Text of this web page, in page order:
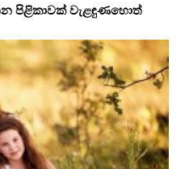
පිළිකාවක් වැළඳුණහොත්